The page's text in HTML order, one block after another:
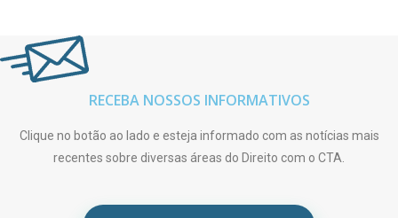
RECEBA NOSSOS INFORMATIVOS
Clique no botão ao lado e esteja informado com as notícias mais
recentes sobre diversas áreas do Direito com o CTA.